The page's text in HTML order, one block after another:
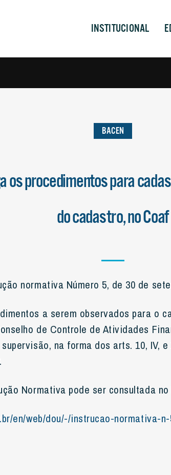
INSTITUCIONAL
BACEN
os procedimentos para
do cadastro, no Coaf
normativa Número 5, de 30 de
a serem observados para o
de Controle de Atividades
na forma dos arts. 10, IV, e
Normativa pode ser consultada
en/web/dou/-/instrucao-normativa-